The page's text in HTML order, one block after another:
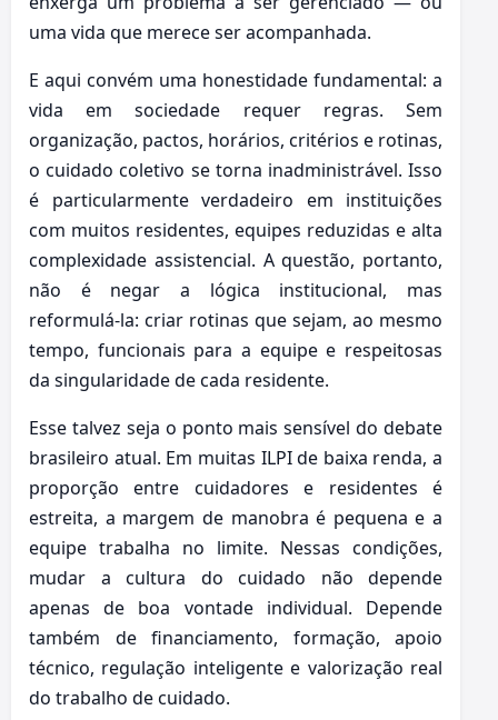
uma vida que merece ser acompanhada.
E aqui convém uma honestidade fundamental: a
vida em sociedade requer regras. Sem
organização, pactos, horários, critérios e rotinas,
o cuidado coletivo se torna inadministrável. Isso
é particularmente verdadeiro em instituições
com muitos residentes, equipes reduzidas e alta
complexidade assistencial. A questão, portanto,
não é negar a lógica institucional, mas
reformulá-la: criar rotinas que sejam, ao mesmo
tempo, funcionais para a equipe e respeitosas
da singularidade de cada residente.
Esse talvez seja o ponto mais sensível do debate
brasileiro atual. Em muitas ILPI de baixa renda, a
proporção entre cuidadores e residentes é
estreita, a margem de manobra é pequena e a
equipe trabalha no limite. Nessas condições,
mudar a cultura do cuidado não depende
apenas de boa vontade individual. Depende
também de financiamento, formação, apoio
técnico, regulação inteligente e valorização real
do trabalho de cuidado.